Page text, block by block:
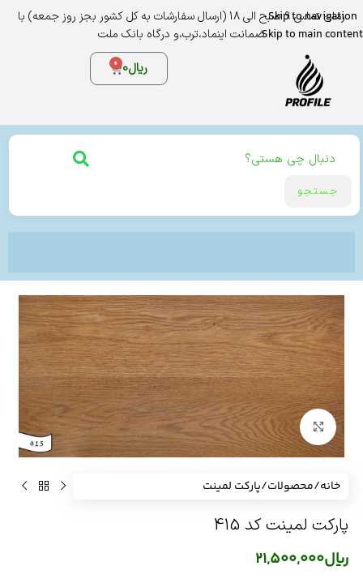
Skip to navigation
Skip to main content
زمان تماس 9 صبح الی 18 (ارسال سفارشات به کل کشور بجز روز جمعه) با
ضمانت اینماد،ترب،و درگاه بانک ملت
ریال0
0
جستجو
برای بزرگنمایی کلیک کنید
خانه/محصولات/پارکت لمینت
پارکت لمینت کد 415
ریال21,500,000